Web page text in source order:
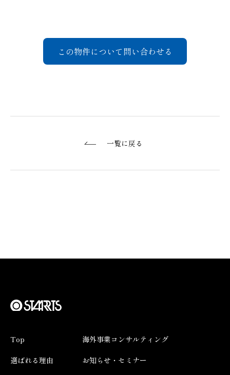
この物件について問い合わせる
一覧に戻る
Top
選ばれる理由
海外事業コンサルティング
お知らせ・セミナー